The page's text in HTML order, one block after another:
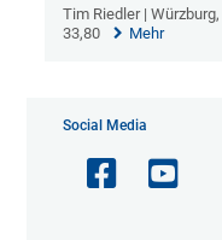
Tim Riedler |
33,80
Mehr
Social Media